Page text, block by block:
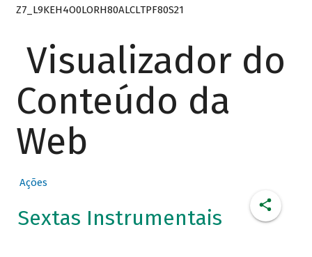
Z7_L9KEH4O0LORH80ALCLTPF80S21
Visualizador do
Conteúdo da
Web
Ações
Sextas Instrumentais